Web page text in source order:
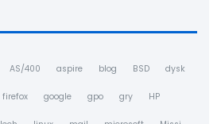
AS/400 aspire blog BSD dysk
firefox google gpo gry HP